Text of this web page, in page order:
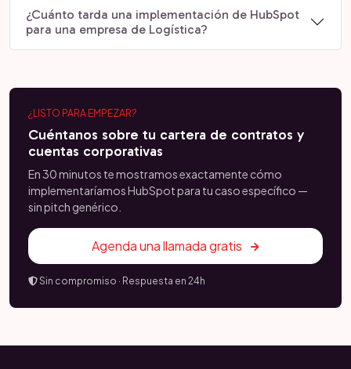
¿Cuánto tarda una implementación de HubSpot
para una empresa de Logística?
¿LISTO PARA EMPEZAR?
Cuéntanos sobre tu cartera de contratos y
cuentas corporativas
En 30 minutos te mostramos exactamente cómo
implementaríamos HubSpot para tu caso específico —
sin pitch genérico.
Agenda una llamada gratis
Sin compromiso · Respuesta en 24h